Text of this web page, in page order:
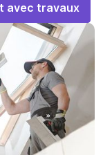
avec travaux